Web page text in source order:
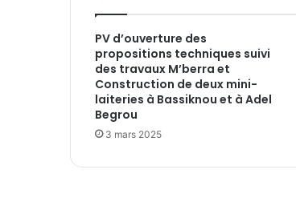
PV d’ouverture des
propositions techniques suivi
des travaux M’berra et
Construction de deux mini-
laiteries à Bassiknou et à Adel
Begrou
3 mars 2025